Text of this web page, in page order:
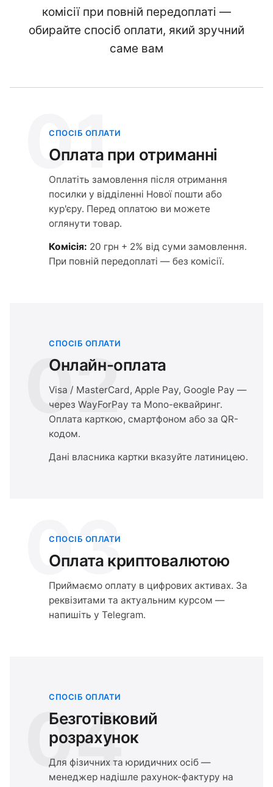
комісії при повній передоплаті —
обирайте спосіб оплати, який зручний
саме вам
01
СПОСІБ ОПЛАТИ
Оплата при отриманні
Оплатіть замовлення після отримання
посилки у відділенні Нової пошти або
кур'єру. Перед оплатою ви можете
оглянути товар.
Комісія: 20 грн + 2% від суми замовлення.
При повній передоплаті — без комісії.
02
СПОСІБ ОПЛАТИ
Онлайн-оплата
Visa / MasterCard, Apple Pay, Google Pay —
через WayForPay та Mono-еквайринг.
Оплата карткою, смартфоном або за QR-
кодом.
Дані власника картки вказуйте латиницею.
03
СПОСІБ ОПЛАТИ
Оплата криптовалютою
Приймаємо оплату в цифрових активах. За
реквізитами та актуальним курсом —
напишіть у Telegram.
04
СПОСІБ ОПЛАТИ
Безготівковий
розрахунок
Для фізичних та юридичних осіб —
менеджер надішле рахунок-фактуру на